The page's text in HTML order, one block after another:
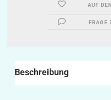
AUF
FRAGE
Beschreibung